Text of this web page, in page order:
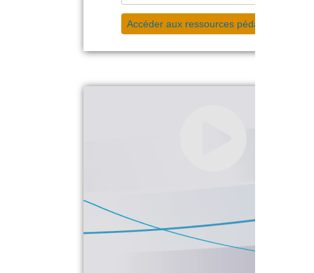
Accéder aux ressources pédagogiques